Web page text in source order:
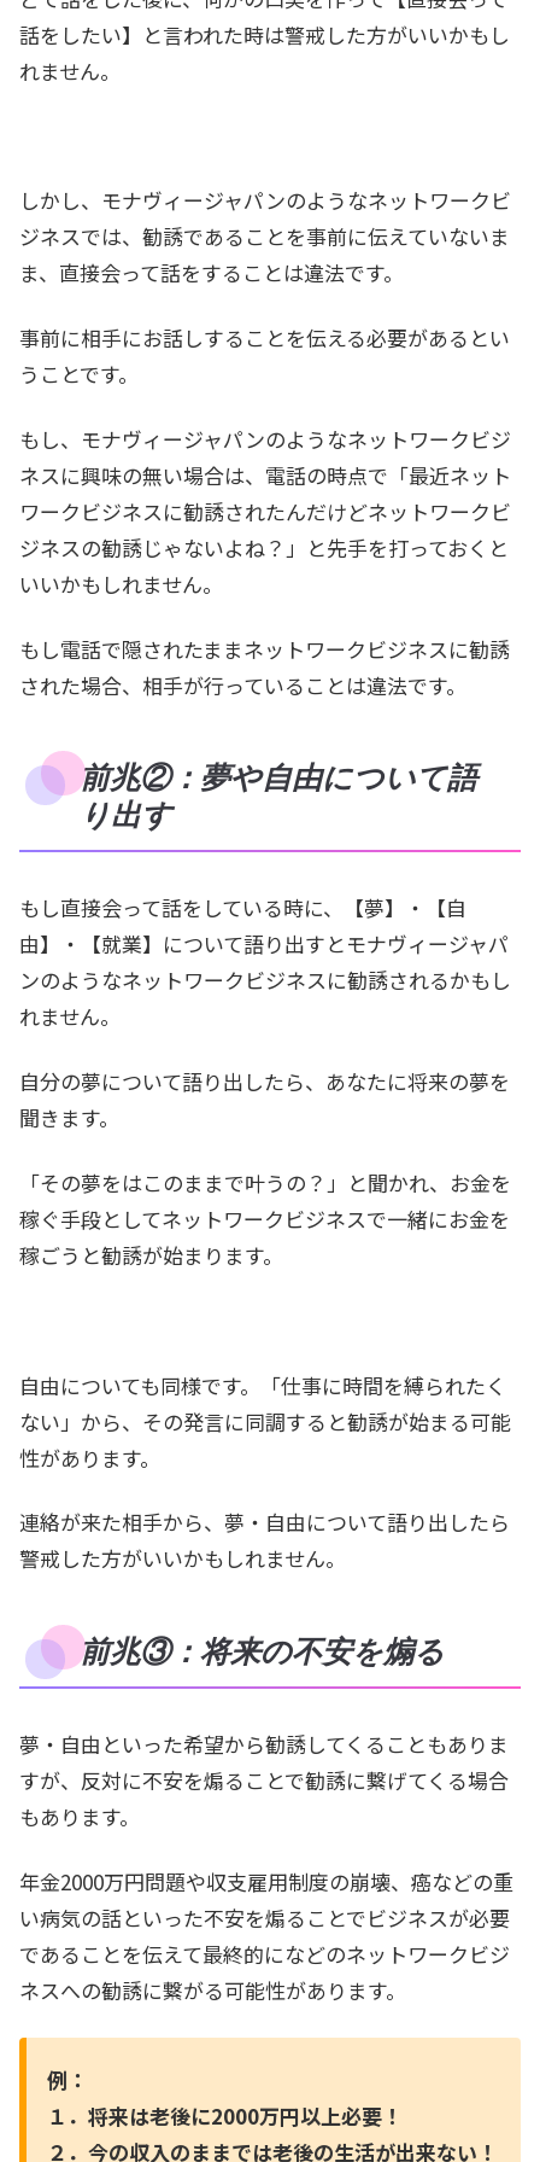
話をしたい】と言われた時は警戒した方がいいかもし
れません。
しかし、モナヴィージャパンのようなネットワークビ
ジネスでは、勧誘であることを事前に伝えていないま
ま、直接会って話をすることは違法です。
事前に相手にお話しすることを伝える必要があるとい
うことです。
もし、モナヴィージャパンのようなネットワークビジ
ネスに興味の無い場合は、電話の時点で「最近ネット
ワークビジネスに勧誘されたんだけどネットワークビ
ジネスの勧誘じゃないよね？」と先手を打っておくと
いいかもしれません。
もし電話で隠されたままネットワークビジネスに勧誘
された場合、相手が行っていることは違法です。
前兆②：夢や自由について語
り出す
もし直接会って話をしている時に、【夢】・【自
由】・【就業】について語り出すとモナヴィージャパ
ンのようなネットワークビジネスに勧誘されるかもし
れません。
自分の夢について語り出したら、あなたに将来の夢を
聞きます。
「その夢をはこのままで叶うの？」と聞かれ、お金を
稼ぐ手段としてネットワークビジネスで一緒にお金を
稼ごうと勧誘が始まります。
自由についても同様です。「仕事に時間を縛られたく
ない」から、その発言に同調すると勧誘が始まる可能
性があります。
連絡が来た相手から、夢・自由について語り出したら
警戒した方がいいかもしれません。
前兆③：将来の不安を煽る
夢・自由といった希望から勧誘してくることもありま
すが、反対に不安を煽ることで勧誘に繋げてくる場合
もあります。
年金2000万円問題や収支雇用制度の崩壊、癌などの重
い病気の話といった不安を煽ることでビジネスが必要
であることを伝えて最終的になどのネットワークビジ
ネスへの勧誘に繋がる可能性があります。
例：
１．将来は老後に2000万円以上必要！
２．今の収入のままでは老後の生活が出来ない！